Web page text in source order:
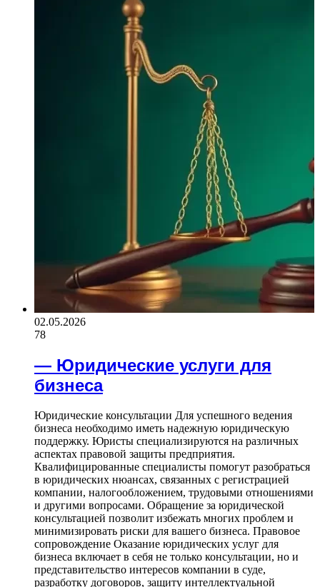
02.05.2026
78
— Юридические услуги для
бизнеса
Юридические консультации Для успешного ведения
бизнеса необходимо иметь надежную юридическую
поддержку. Юристы специализируются на различных
аспектах правовой защиты предприятия.
Квалифицированные специалисты помогут разобраться
в юридических нюансах, связанных с регистрацией
компании, налогообложением, трудовыми отношениями
и другими вопросами. Обращение за юридической
консультацией позволит избежать многих проблем и
минимизировать риски для вашего бизнеса. Правовое
сопровождение Оказание юридических услуг для
бизнеса включает в себя не только консультации, но и
представительство интересов компании в суде,
разработку договоров, защиту интеллектуальной